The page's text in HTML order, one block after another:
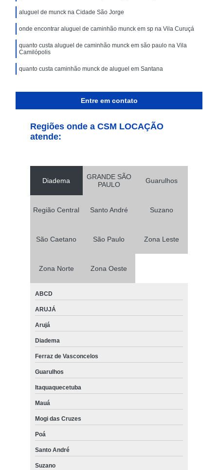
aluguel de munck na Cidade São Jorge
onde encontrar aluguel de caminhão munck em sp na Vila Curuçá
quanto custa aluguel de caminhão munck em são paulo na Vila
Camilópolis
quanto custa caminhão munck de aluguel em Santana
Entre em contato
Regiões onde a CSM LOCAÇÃO
atende:
Diadema
GRANDE SÃO
PAULO
Guarulhos
Região Central Santo André Suzano
São Caetano São Paulo Zona Leste
Zona Norte Zona Oeste
ABCD
ARUJÁ
Arujá
Diadema
Ferraz de Vasconcelos
Guarulhos
Itaquaquecetuba
Mauá
Mogi das Cruzes
Poá
Santo André
Suzano